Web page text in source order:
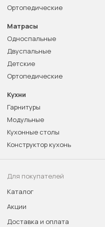
Ортопедические
Матрасы
Односпальные
Двуспальные
Детские
Ортопедические
Кухни
Гарнитуры
Модульные
Кухонные столы
Конструктор кухонь
Для покупателей
Каталог
Акции
Доставка и оплата